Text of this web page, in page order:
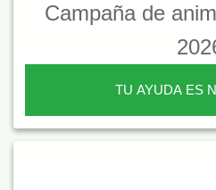
Campaña de
TU AYUDA ES